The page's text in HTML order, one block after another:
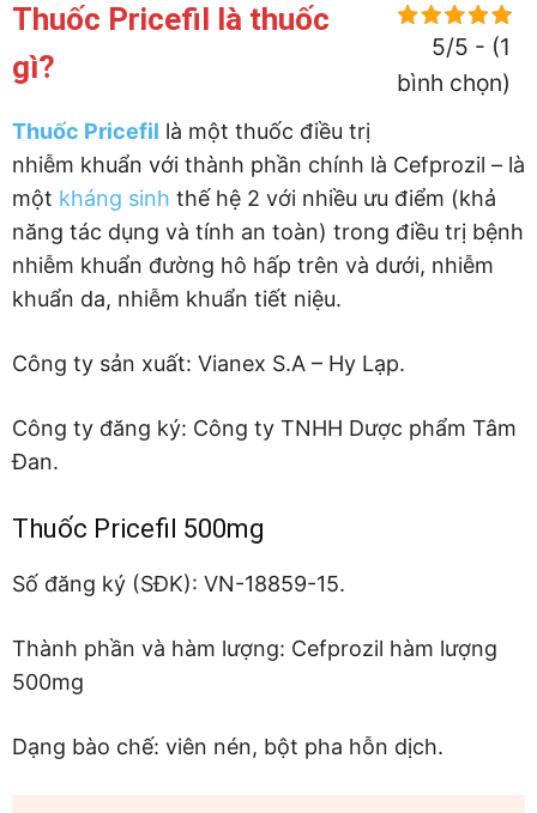
5/5 - (1
bình chọn)
Thuốc Pricefil là thuốc
gì?
Thuốc Pricefil là một thuốc điều trị
nhiễm khuẩn với thành phần chính là Cefprozil – là
một kháng sinh thế hệ 2 với nhiều ưu điểm (khả
năng tác dụng và tính an toàn) trong điều trị bệnh
nhiễm khuẩn đường hô hấp trên và dưới, nhiễm
khuẩn da, nhiễm khuẩn tiết niệu.
Công ty sản xuất: Vianex S.A – Hy Lạp.
Công ty đăng ký: Công ty TNHH Dược phẩm Tâm
Đan.
Thuốc Pricefil 500mg
Số đăng ký (SĐK): VN-18859-15.
Thành phần và hàm lượng: Cefprozil hàm lượng
500mg
Dạng bào chế: viên nén, bột pha hỗn dịch.